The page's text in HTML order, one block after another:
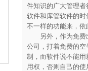
件知识的广大管理
软件和库管软件的
不一样的功能来，依
另外，作为免费出
公司，打着免费的
制，而软件说不能
用权，否则自己的